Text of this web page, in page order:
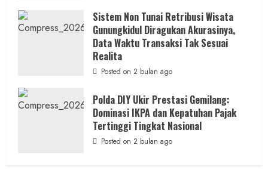
Sistem Non Tunai Retribusi Wisata
Gunungkidul Diragukan Akurasinya,
Data Waktu Transaksi Tak Sesuai
Realita
Posted on 2 bulan ago
Polda DIY Ukir Prestasi Gemilang:
Dominasi IKPA dan Kepatuhan Pajak
Tertinggi Tingkat Nasional
Posted on 2 bulan ago